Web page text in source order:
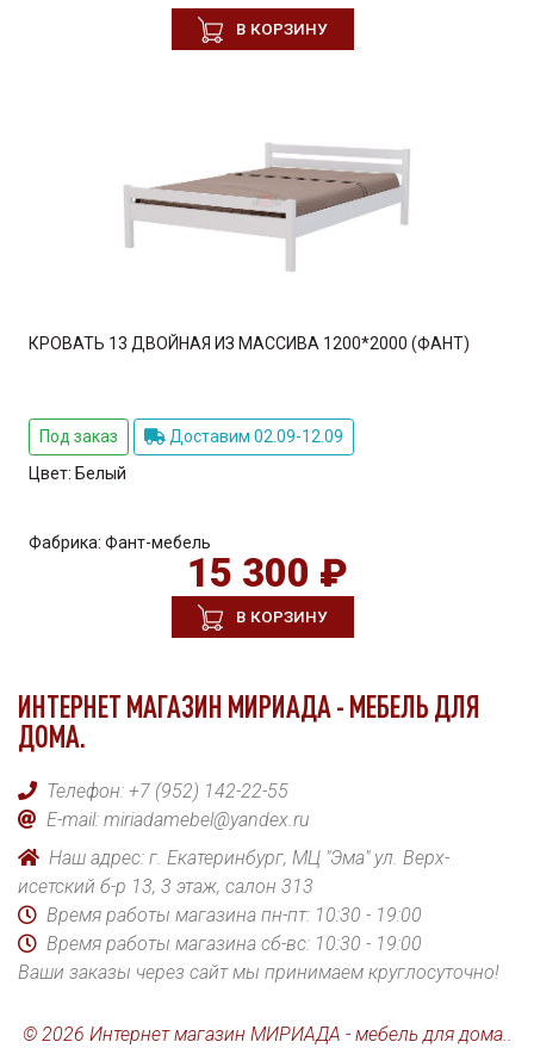
В КОРЗИНУ
КРОВАТЬ 13 ДВОЙНАЯ ИЗ МАССИВА 1200*2000 (ФАНТ)
Под заказ
Доставим 02.09-12.09
Цвет: Белый
Фабрика: Фант-мебель
15 300 ₽
В КОРЗИНУ
ИНТЕРНЕТ МАГАЗИН МИРИАДА - МЕБЕЛЬ ДЛЯ
ДОМА.
Телефон: +7 (952) 142-22-55
E-mail: miriadamebel@yandex.ru
Наш адрес: г. Екатеринбург, МЦ "Эма" ул. Верх-
исетский б-р 13, 3 этаж, салон 313
Время работы магазина пн-пт: 10:30 - 19:00
Время работы магазина сб-вс: 10:30 - 19:00
Ваши заказы через сайт мы принимаем круглосуточно!
© 2026 Интернет магазин МИРИАДА - мебель для дома..